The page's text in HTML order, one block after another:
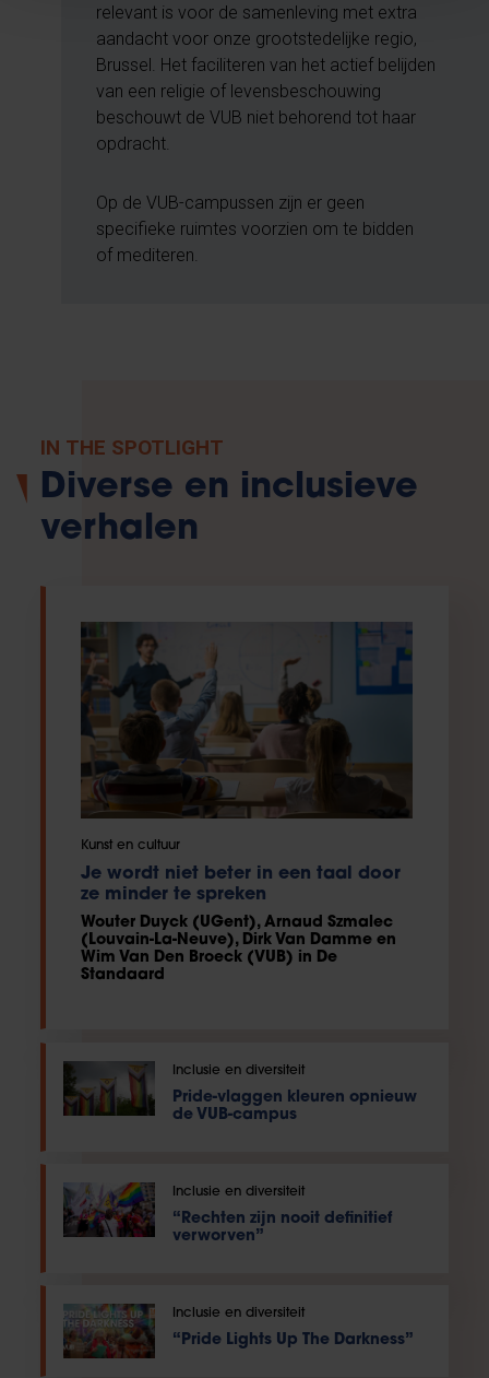
relevant is voor de samenleving met extra
aandacht voor onze grootstedelijke regio,
Brussel. Het faciliteren van het actief belijden
van een religie of levensbeschouwing
beschouwt de VUB niet behorend tot haar
opdracht.
Op de VUB-campussen zijn er geen
specifieke ruimtes voorzien om te bidden
of mediteren.
IN THE SPOTLIGHT
Diverse en inclusieve
verhalen
Kunst en cultuur
Je wordt niet beter in een taal door
ze minder te spreken
Wouter Duyck (UGent), Arnaud Szmalec
(Louvain-La-Neuve), Dirk Van Damme en
Wim Van Den Broeck (VUB) in De
Standaard
Inclusie en diversiteit
Pride-vlaggen kleuren opnieuw
de VUB-campus
Inclusie en diversiteit
“Rechten zijn nooit definitief
verworven”
Inclusie en diversiteit
“Pride Lights Up The Darkness”